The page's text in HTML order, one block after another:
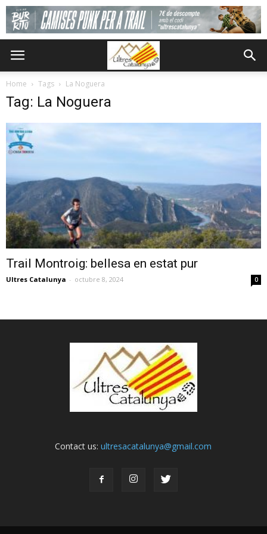
Home Tags La Noguera
Tag: La Noguera
Trail Montroig: bellesa en estat pur
Ultres Catalunya - octubre 8, 2024 0
Contact us:ultresacatalunya@gmail.com